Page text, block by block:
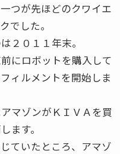
つが先ほどのクワイエ
でした。
２０１１年末。
にロボットを購入して
ィルメントを開始しま
マゾンがＫＩＶＡを買
ます。
ていたところ、アマゾ